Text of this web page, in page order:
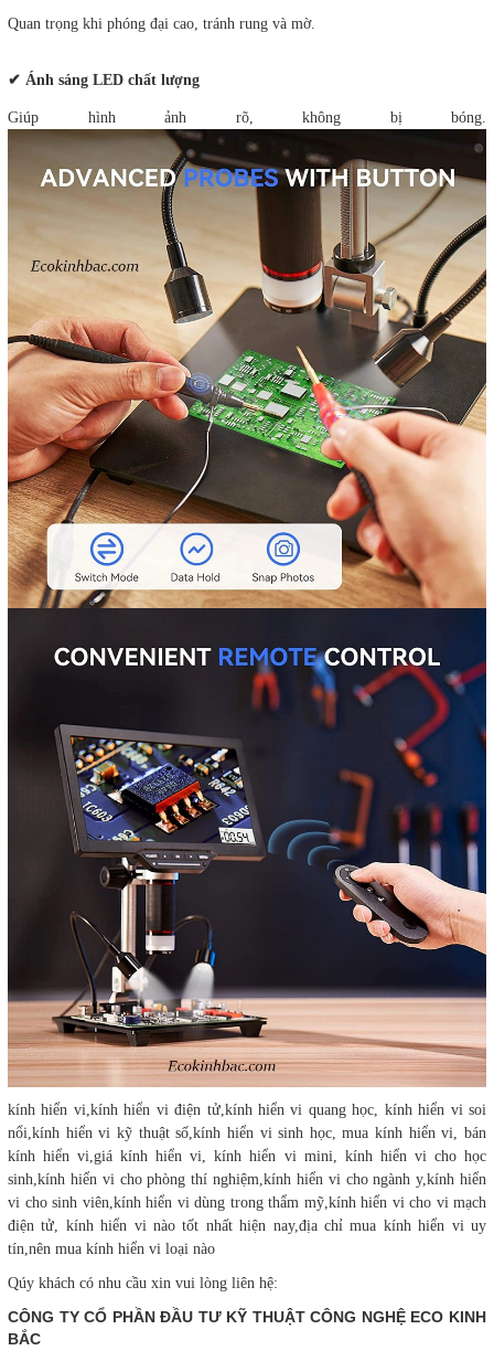
Quan trọng khi phóng đại cao, tránh rung và mờ.
✔ Ánh sáng LED chất lượng
Giúp hình ảnh rõ, không bị bóng.
kính hiển vi,kính hiển vi điện tử,kính hiển vi quang học, kính hiển vi soi
nổi,kính hiển vi kỹ thuật số,kính hiển vi sinh học, mua kính hiển vi, bán
kính hiển vi,giá kính hiển vi, kính hiển vi mini, kính hiển vi cho học
sinh,kính hiển vi cho phòng thí nghiệm,kính hiển vi cho ngành y,kính hiển
vi cho sinh viên,kính hiển vi dùng trong thẩm mỹ,kính hiển vi cho vi mạch
điện tử, kính hiển vi nào tốt nhất hiện nay,địa chỉ mua kính hiển vi uy
tín,nên mua kính hiển vi loại nào
Qúy khách có nhu cầu xin vui lòng liên hệ:
CÔNG TY CỔ PHẦN ĐẦU TƯ KỸ THUẬT CÔNG NGHỆ ECO KINH
BẮC